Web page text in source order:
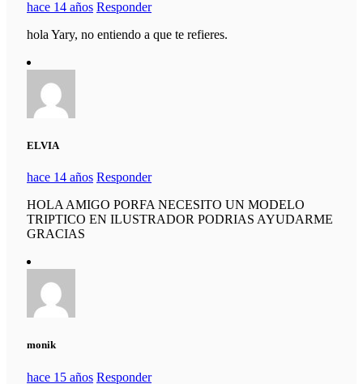
hace 14 años Responder
hola Yary, no entiendo a que te refieres.
ELVIA
hace 14 años Responder
HOLA AMIGO PORFA NECESITO UN MODELO
TRIPTICO EN ILUSTRADOR PODRIAS AYUDARME
GRACIAS
monik
hace 15 años Responder